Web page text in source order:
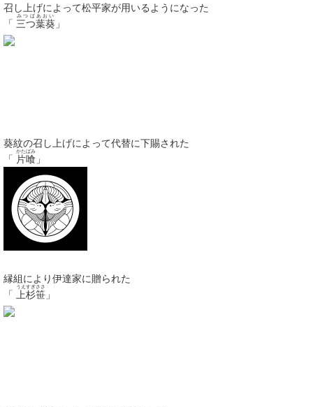
召し上げによって松平家が用いるようになった
「 三つ葉葵
みつばあおい
」
葵紋の召し上げによって代替に下賜された
「 片喰
かたばみ
」
縁組により伊達家に贈られた
「
上杉笹
うえすぎささ
」